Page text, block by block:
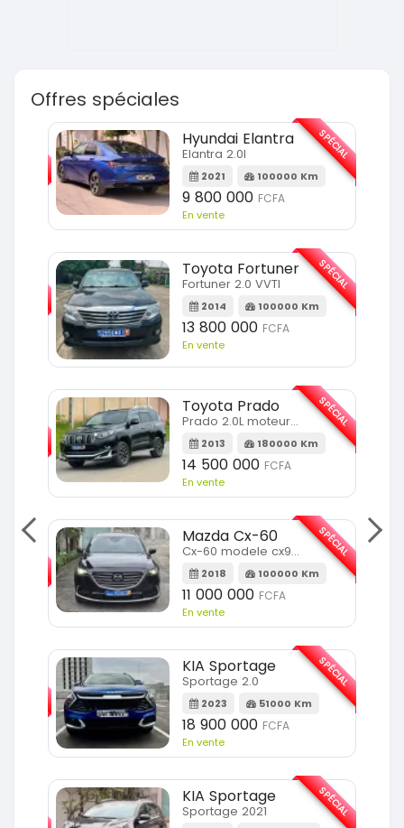
Offres spéciales
SPÉCIAL
Hyundai Elantra
Elantra 2.0l
2021 100000 Km
9 800 000 FCFA
En vente
SPÉCIAL
Toyota Fortuner
Fortuner 2.0 VVTI
2014 100000 Km
13 800 000 FCFA
En vente
SPÉCIAL
Toyota Prado
Prado 2.0L moteur d4d
2013 180000 Km
14 500 000 FCFA
En vente
SPÉCIAL
Mazda Cx-60
Cx-60 modele cx9 full option
2018 100000 Km
11 000 000 FCFA
En vente
SPÉCIAL
KIA Sportage
Sportage 2.0
2023 51000 Km
18 900 000 FCFA
En vente
SPÉCIAL
KIA Sportage
Sportage 2021 SPÉCIAL